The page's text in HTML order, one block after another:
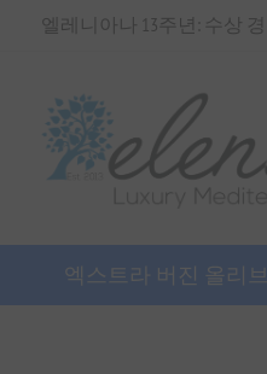
엘레니아나 13주년: 수상
엑스트라 버진 올리